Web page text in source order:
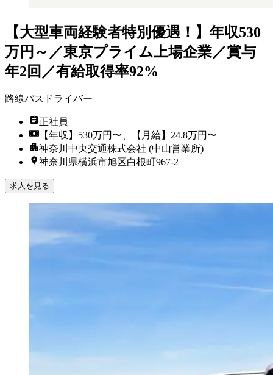
【大型車両経験者特別優遇！】年収530
万円～／東京プライム上場企業／賞与
年2回／有給取得率92%
路線バスドライバー
正社員
【年収】530万円〜、【月給】24.8万円〜
神奈川中央交通株式会社 (中山営業所)
神奈川県横浜市旭区白根町967-2
求人を見る